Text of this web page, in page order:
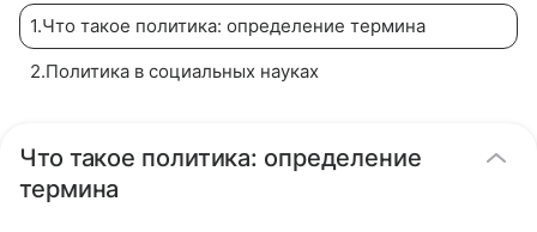
1.Что такое политика: определение термина
2.Политика в социальных науках
Что такое политика: определение
термина